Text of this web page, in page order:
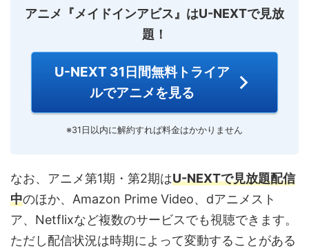
アニメ『メイドインアビス』はU-NEXTで見放
題！
U-NEXT 31日間無料トライア
ルでアニメを見る
※31日以内に解約すれば料金はかかりません
なお、アニメ第1期・第2期はU-NEXTで見放題配信
中のほか、Amazon Prime Video、dアニメスト
ア、Netflixなど複数のサービスでも視聴できます。
ただし配信状況は時期によって変動することがある